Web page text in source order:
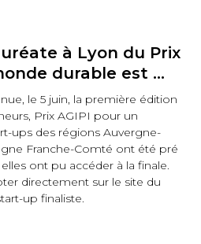
à Lyon du Prix
durable est …
le 5 juin, la première édition
Prix AGIPI pour un
ups des régions Auvergne-
Franche-Comté ont été pré
ont pu accéder à la finale.
directement sur le site du
up finaliste.